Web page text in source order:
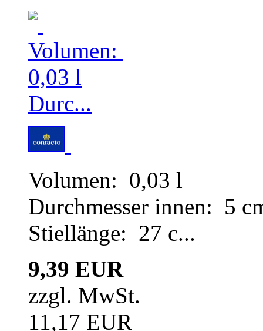
Volumen: 0,03 l
Durchmesser innen: 5
Stiellänge: 27 c...
9,39 EUR
zzgl. MwSt.
11,17 EUR